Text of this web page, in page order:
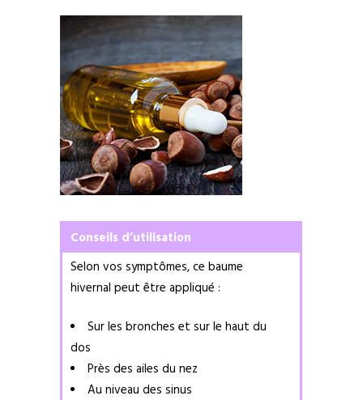
Conseils d’utilisation
Selon vos symptômes, ce baume
hivernal peut être appliqué :
Sur les bronches et sur le haut du
dos
Près des ailes du nez
Au niveau des sinus